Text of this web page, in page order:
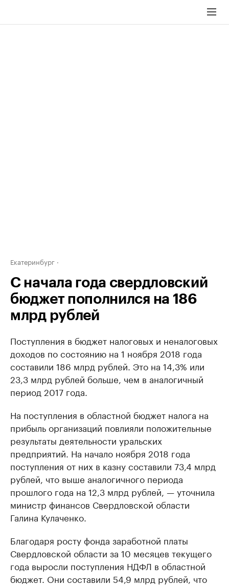
Екатеринбург
С начала года свердловский
бюджет пополнился на 186
млрд рублей
Поступления в бюджет налоговых и неналоговых
доходов по состоянию на 1 ноября 2018 года
составили 186 млрд рублей. Это на 14,3% или
23,3 млрд рублей больше, чем в аналогичный
период 2017 года.
На поступления в областной бюджет налога на
прибыль организаций повлияли положительные
результаты деятельности уральских
предприятий. На начало ноября 2018 года
поступления от них в казну составили 73,4 млрд
рублей, что выше аналогичного периода
прошлого года на 12,3 млрд рублей, — уточнила
министр финансов Свердловской области
Галина Кулаченко.
Благодаря росту фонда заработной платы
Свердловской области за 10 месяцев текущего
года выросли поступления НДФЛ в областной
бюджет. Они составили 54,9 млрд рублей, что